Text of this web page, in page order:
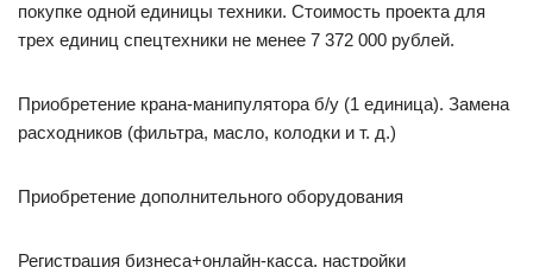
покупке одной единицы техники. Стоимость проекта для
трех единиц спецтехники не менее 7 372 000 рублей.
Приобретение крана-манипулятора б/у (1 единица). Замена
расходников (фильтра, масло, колодки и т. д.)
Приобретение дополнительного оборудования
Регистрация бизнеса+онлайн-касса, настройки